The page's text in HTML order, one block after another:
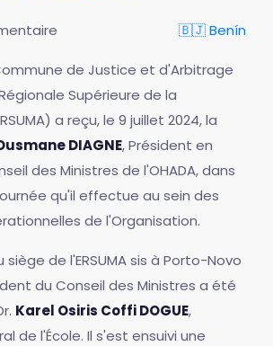
🇧🇯 Benín
de Justice et d'Arbitrage
Supérieure de la
a reçu, le 9 juillet 2024, la
DIAGNE, Président en
des Ministres de l'OHADA, dans
qu'il effectue au sein des
de l'Organisation.
siège de l'ERSUMA sis à Porto-Novo
du Conseil des Ministres a été
Karel Osiris Coffi DOGUE,
de l'École. Il s'est ensuivi une